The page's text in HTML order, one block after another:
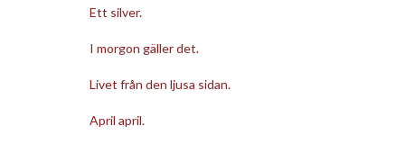
Ett silver.
I morgon gäller det.
Livet från den ljusa sidan.
April april.